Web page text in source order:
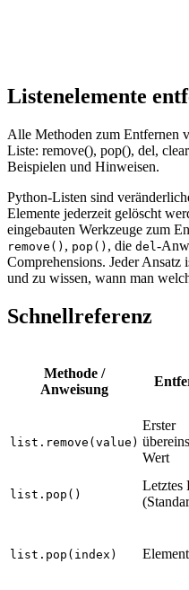
Listenelemente
Alle Methoden zum Entfernen
Liste: remove(), pop(), del,
Beispielen und Hinweisen.
Python-Listen sind
Elemente jederzeit gelöscht
eingebauten Werkzeuge zum
remove() , pop() , die del -
Comprehensions. Jeder Ansatz
und zu wissen, wann man
Schnellreferenz
Methode /
Anweisung
list.remove(value)
Erster
Wert
list.pop()
Letztes
list.pop(index)